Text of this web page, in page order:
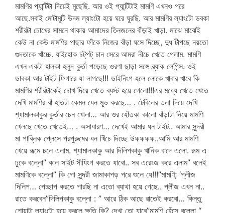
মামণির প্যান্টিটা দিয়েই মুছেছি. আর ওই প্যান্টিটাই মামণি এখনও পরে
আছে.সবাই মোটামুটি উদম ল্যাংটো হয়ে ঘরে ঘুরছি. আর মামণির ল্যাংটো ডবকা
শরীরটা চোখের সামনে থাকায় আমাদের তিনজনের বাঁড়াই খাড়া. মাঝে মাঝেই
কেউ না কেউ মামণির পাছার ফাঁকে নিজের বাঁড়া ঘসে দিচ্ছে, দুধ টীপছে নয়তো
গুদতাকে খাঁচ্চে. যাইহোক চট্‌পট্ চান সেরে আমরা নীচে খেতে গেলাম. মামণি
এখন একটা হালকা হলুদ কুর্তা পড়েছে ওরণা ছাড়া সঙ্গে ব্ল্যাক লেগিন্স. ওই
ডাবকা আর টাইট ফিগারে যা লাগছে!!! ডাইনিংগ হলে লোকে খাবার খাবে কি
মামণির শরীরটাকেই চোখ দিয়ে খেতে ব্যস্ট হয়ে গেলো!!!এর মধ্যে খেতে খেতে
দেখি মামণির বাঁ হাতটা কেমন যেন মূভ করছে… . টেবিলের তলা দিয়ে দেখি
শ্যামালকাকুর কুর্তার চেন খোলা… আর ওর হোঁতকা কালো বাঁড়াটা নিয়ে মামণি
খেলছে খেতে খেতেই… . অসাধারণ… দেখেই আমার ধন টাইট.. আমার সুন্দরী
মা পাব্লিক প্লেসে পরপুরুষের ধন খিঁচে দিচ্ছে উফফফফ..আমি আর মামণি
খেয়ে রূমে চলে এলাম. শ্যামালকাকু আর দিলিপকাকু খানিক বাদে এলো. রূম এ
ঢুকে বল্লো” কাল সাইট সীযিংগ করতে যাবো.. সব এরেংজ করে এলাম” বলেই
মামণিকে বল্লো” কি গো সুন্দরী জামাকাপড় পরে শুলে যে!!!”মামণি; ‘প্লীজ
দিলিপ… পেচ্ছাপ করতে পারছি না এতো ব্যাথা হয়ে গেছে.. প্লীজ এখন না..
রাতে করবেন”দিলিপকাকু বল্লো : ” আরে ঠিক আছে রাতেই করবো… কিন্তু
শোয়াটা ল্যাংটো হয়ে করলে ক্ষতি কি? দেখা তো যাবে”মামণি হেঁসে বল্লো “